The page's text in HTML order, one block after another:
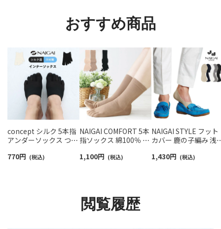
おすすめ商品
concept シルク 5本指
アンダーソックス つま
ックス メンズ 【365日
770円 (税込)
NAIGAI COMFORT 5本
指ソックス 綿100％ レ
最適 【365日最短翌日発
1,100円 (税込)
NAIGAI STYLE フット
カバー 鹿の子編み 浅
メンズ 【365日最短翌
1,430円 (税込)
閲覧履歴